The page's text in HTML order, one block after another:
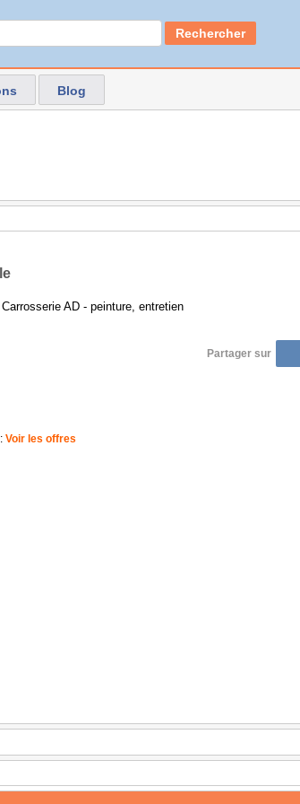
Rechercher
Blog
AD - peinture, entretien
Voir les offres
Partager sur